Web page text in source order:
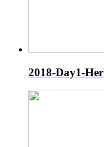
2018-Day1-